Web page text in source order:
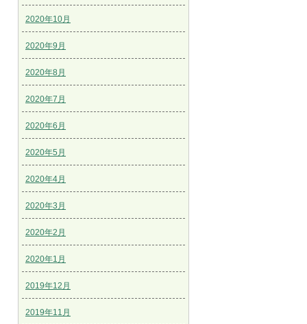
2020年10月
2020年9月
2020年8月
2020年7月
2020年6月
2020年5月
2020年4月
2020年3月
2020年2月
2020年1月
2019年12月
2019年11月